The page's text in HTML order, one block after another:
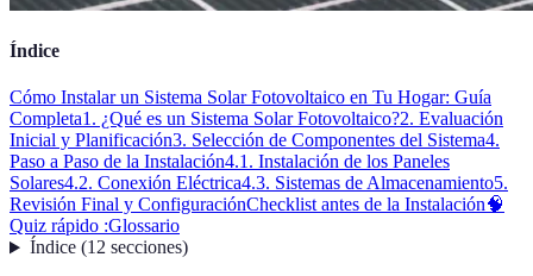
Índice
Cómo Instalar un Sistema Solar Fotovoltaico en Tu Hogar: Guía
Completa1. ¿Qué es un Sistema Solar Fotovoltaico?2. Evaluación
Inicial y Planificación3. Selección de Componentes del Sistema4.
Paso a Paso de la Instalación4.1. Instalación de los Paneles
Solares4.2. Conexión Eléctrica4.3. Sistemas de Almacenamiento5.
Revisión Final y ConfiguraciónChecklist antes de la Instalación🧠
Quiz rápido :Glossario
Índice(12 secciones)